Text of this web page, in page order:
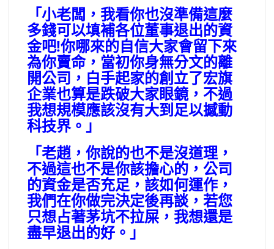
「小老闆，我看你也沒準備這麼
多錢可以填補各位董事退出的資
金吧!你哪來的自信大家會留下來
為你賣命，當初你身無分文的離
開公司，白手起家的創立了宏旗
企業也算是跌破大家眼鏡，不過
我想規模應該沒有大到足以撼動
科技界。」
「老趙，你說的也不是沒道理，
不過這也不是你該擔心的，公司
的資金是否充足，該如何運作，
我們在你做完決定後再談，若您
只想占著茅坑不拉屎，我想還是
盡早退出的好。」